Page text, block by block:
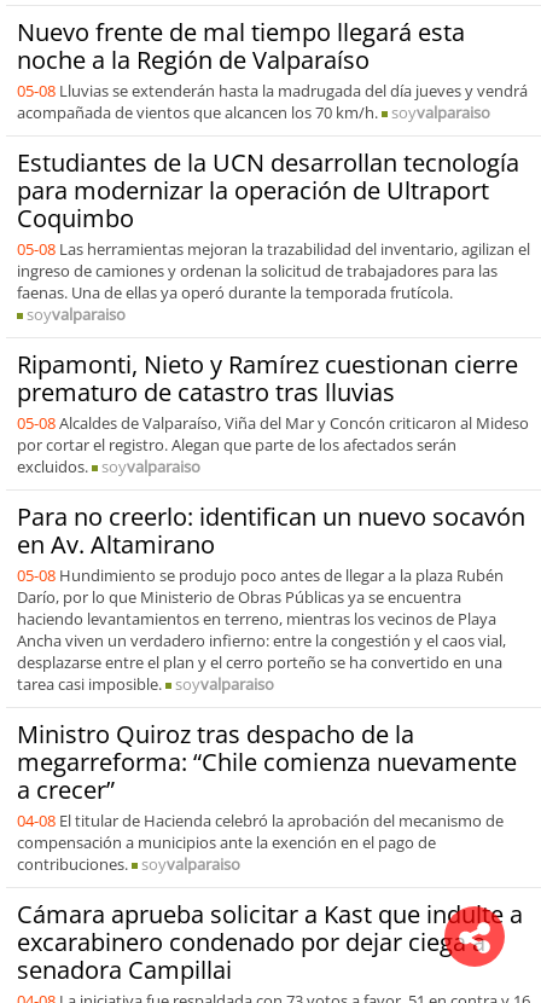
Nuevo frente de mal tiempo llegará esta
noche a la Región de Valparaíso
05-08 Lluvias se extenderán hasta la madrugada del día jueves y vendrá
acompañada de vientos que alcancen los 70 km/h.
soyvalparaiso
Estudiantes de la UCN desarrollan tecnología
para modernizar la operación de Ultraport
Coquimbo
05-08 Las herramientas mejoran la trazabilidad del inventario, agilizan el
ingreso de camiones y ordenan la solicitud de trabajadores para las
faenas. Una de ellas ya operó durante la temporada frutícola.
soyvalparaiso
Ripamonti, Nieto y Ramírez cuestionan cierre
prematuro de catastro tras lluvias
05-08Alcaldes de Valparaíso, Viña del Mar y Concón criticaron al Mideso
por cortar el registro. Alegan que parte de los afectados serán
excluidos.
soyvalparaiso
Para no creerlo: identifican un nuevo socavón
en Av. Altamirano
05-08 Hundimiento se produjo poco antes de llegar a la plaza Rubén
Darío, por lo que Ministerio de Obras Públicas ya se encuentra
haciendo levantamientos en terreno, mientras los vecinos de Playa
Ancha viven un verdadero infierno: entre la congestión y el caos vial,
desplazarse entre el plan y el cerro porteño se ha convertido en una
tarea casi imposible.
soyvalparaiso
Ministro Quiroz tras despacho de la
megarreforma: “Chile comienza nuevamente
a crecer”
04-08 El titular de Hacienda celebró la aprobación del mecanismo de
compensación a municipios ante la exención en el pago de
contribuciones.
soyvalparaiso
Cámara aprueba solicitar a Kast que indulte a
excarabinero condenado por dejar ciega a
senadora Campillai